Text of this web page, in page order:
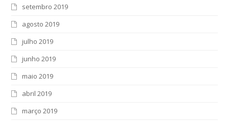
setembro 2019
agosto 2019
julho 2019
junho 2019
maio 2019
abril 2019
março 2019